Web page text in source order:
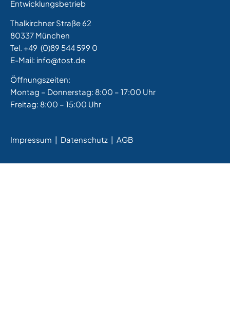
Entwicklungsbetrieb
Thalkirchner Straße 62
80337 München
Tel. +49 (0)89 544 599 0
E-Mail: info@tost.de
Öffnungszeiten:
Montag – Donnerstag: 8:00 – 17:00 Uhr
Freitag: 8:00 – 15:00 Uhr
Impressum | Datenschutz | AGB